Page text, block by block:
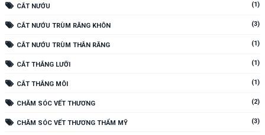
CẮT NƯỚU (1)
CẮT NƯỚU TRÙM RĂNG KHÔN (3)
CẮT NƯỚU TRÙM THÂN RĂNG (1)
CẮT THẮNG LƯỠI (1)
CẮT THẮNG MÔI (1)
CHĂM SÓC VẾT THƯƠNG (2)
CHĂM SÓC VẾT THƯƠNG THẨM MỸ (3)